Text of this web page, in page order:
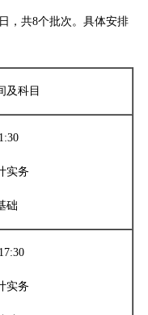
，共8个批次。具体安排
及科目
实务
础
实务